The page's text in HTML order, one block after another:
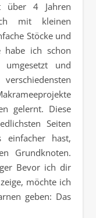
über 4 Jahren
mit kleinen
Stöcke und
habe ich schon
umgesetzt und
gelernt. Diese
Seiten
einfacher hast,
Grundknoten.
Bevor ich dir
möchte ich
geben: Das